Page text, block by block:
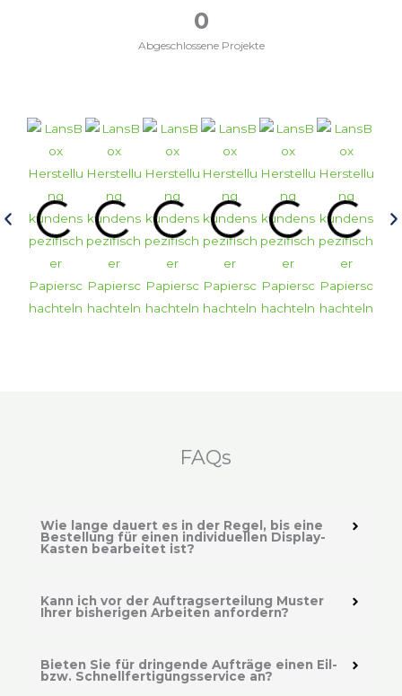
Abgeschlossene Projekte
0
FAQs
Wie lange dauert es in der Regel, bis eine
Bestellung für einen individuellen Display-
Kasten bearbeitet ist?
Kann ich vor der Auftragserteilung Muster
Ihrer bisherigen Arbeiten anfordern?
Bieten Sie für dringende Aufträge einen Eil-
bzw. Schnellfertigungsservice an?